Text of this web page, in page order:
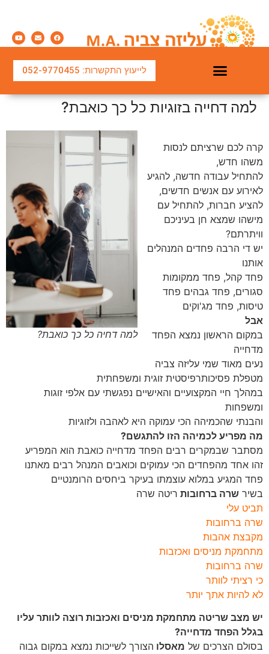
לייעוץ התקשרות: 052-9770455
למה דחייה בזוגיות כל כך כואבת?
למה דחיה כל כך כואבת?
קרה לכם שרציתם לנסות
משהו חדש,
להתחיל עבודה חדשה, להגיע
לאירוע עם אנשים חדשים,
להציע חברות, להתחיל עם
מישהו שמצא חן בעיניכם
וויתרתם?
יש די הרבה פחדים המנהלים
אותנו
פחד קהל, פחד ממקומות
סגורים, פחד גבהים פחד
טיסות, פחד מג'וקים
אבל
במקום הראשון נמצא הפחד
מדחייה
נעים מאוד שמי עליזה צביה
מטפלת פסיכותרפיסטית זוגית ומשפחתית
במהלך חיי המקצועיים והאישיים נפגשתי עם אלפי זוגות
ומשפחות
והבנתי שהכמיהה הכי עמוקה היא לאהבה ולזוגיות
מה מפריע לכמיהה הזו להתגשם?
מסתבר שבמקרים רבים הפחד מדחייה כואבת הוא המפריע
זהו אחד מהפחדים הכי עמוקים וכואבים המנהל רבים מאתנו
פחד המגיע במלוא עוצמתו בעיקר ביחסים הרומנטיים
בשיר שרה ברחובות ריטה שרה
תביט עלי
שרה ברחובות
מקבצת אהבות
מתחמקת מניסים ואכזבות
שרה ברחובות
כי רציתי לוותר
לא להיות אתך יותר
יש מצב שריטה מתחמקת מניסים ואכזבות רוצה לוותר עליו
בגלל הפחד מדחייה?
בסולם הצרכים של מאסלו הצורך לשייכות נמצא במקום גבוה